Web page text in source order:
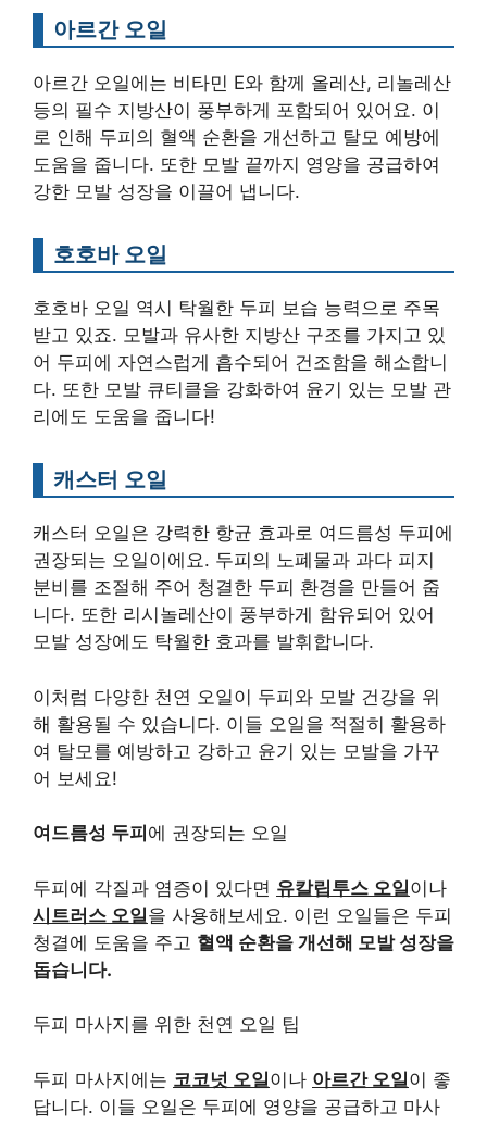
아르간 오일
아르간 오일에는 비타민 E와 함께 올레산, 리놀레산
등의 필수 지방산이 풍부하게 포함되어 있어요. 이
로 인해 두피의 혈액 순환을 개선하고 탈모 예방에
도움을 줍니다. 또한 모발 끝까지 영양을 공급하여
강한 모발 성장을 이끌어 냅니다.
호호바 오일
호호바 오일 역시 탁월한 두피 보습 능력으로 주목
받고 있죠. 모발과 유사한 지방산 구조를 가지고 있
어 두피에 자연스럽게 흡수되어 건조함을 해소합니
다. 또한 모발 큐티클을 강화하여 윤기 있는 모발 관
리에도 도움을 줍니다!
캐스터 오일
캐스터 오일은 강력한 항균 효과로 여드름성 두피에
권장되는 오일이에요. 두피의 노폐물과 과다 피지
분비를 조절해 주어 청결한 두피 환경을 만들어 줍
니다. 또한 리시놀레산이 풍부하게 함유되어 있어
모발 성장에도 탁월한 효과를 발휘합니다.
이처럼 다양한 천연 오일이 두피와 모발 건강을 위
해 활용될 수 있습니다. 이들 오일을 적절히 활용하
여 탈모를 예방하고 강하고 윤기 있는 모발을 가꾸
어 보세요!
여드름성 두피 에 권장되는 오일
두피에 각질과 염증이 있다면 유칼립투스 오일이나
시트러스 오일을 사용해보세요. 이런 오일들은 두피
청결에 도움을 주고 혈액 순환을 개선해 모발 성장을
돕습니다.
두피 마사지를 위한 천연 오일 팁
두피 마사지에는 코코넛 오일이나 아르간 오일이 좋
답니다. 이들 오일은 두피에 영양을 공급하고 마사